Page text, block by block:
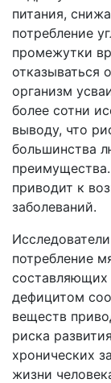
питания,
потребление
промежутки
отказываться
организм
более сотни
выводу, что
большинства
приводит к
заболеваний.
потребление
составляющих
дефицитом
веществ
риска
хронических
жизни